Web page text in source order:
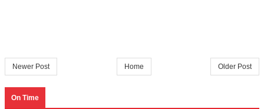
Newer Post Older Post
Home
On Time